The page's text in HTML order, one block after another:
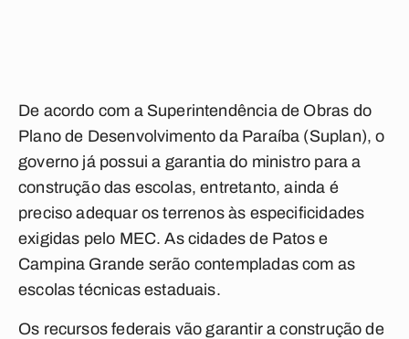
De acordo com a Superintendência de Obras do
Plano de Desenvolvimento da Paraíba (Suplan), o
governo já possui a garantia do ministro para a
construção das escolas, entretanto, ainda é
preciso adequar os terrenos às especificidades
exigidas pelo MEC. As cidades de Patos e
Campina Grande serão contempladas com as
escolas técnicas estaduais.
Os recursos federais vão garantir a construção de